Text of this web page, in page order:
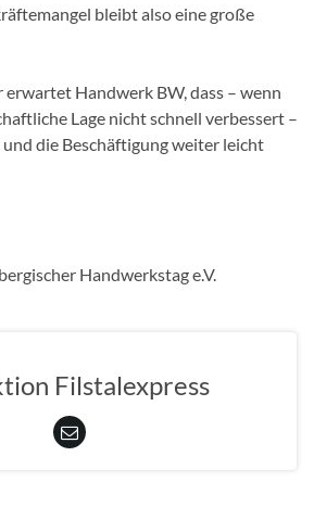
bleibt also eine große
erwartet Handwerk BW, dass – wenn
Lage nicht schnell verbessert –
die Beschäftigung weiter leicht
Handwerkstag e.V.
Filstalexpress